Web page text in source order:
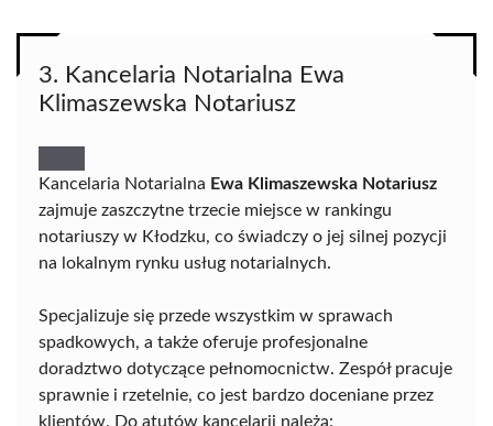
3. Kancelaria Notarialna Ewa
Klimaszewska Notariusz
Kancelaria Notarialna Ewa Klimaszewska Notariusz
zajmuje zaszczytne trzecie miejsce w rankingu
notariuszy w Kłodzku, co świadczy o jej silnej pozycji
na lokalnym rynku usług notarialnych.
Specjalizuje się przede wszystkim w sprawach
spadkowych, a także oferuje profesjonalne
doradztwo dotyczące pełnomocnictw. Zespół pracuje
sprawnie i rzetelnie, co jest bardzo doceniane przez
klientów. Do atutów kancelarii należą: